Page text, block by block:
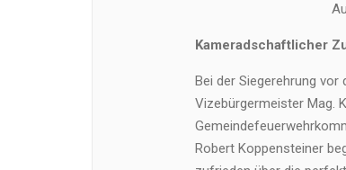
Kameradschaftlicher
Bei der Siegerehrung
Vizebürgermeister Mag.
Robert Koppensteiner